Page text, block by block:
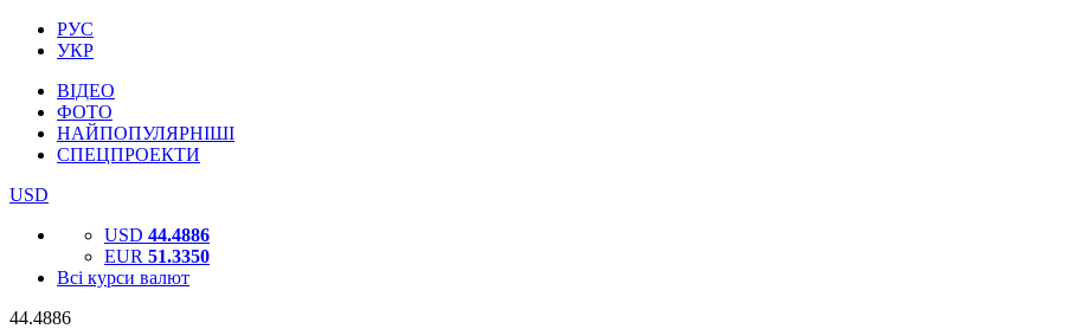
РУС
УКР
ВІДЕО
ФОТО
НАЙПОПУЛЯРНІШІ
СПЕЦПРОЕКТИ
USD
USD 44.4886
EUR 51.3350
Всі курси валют
44.4886